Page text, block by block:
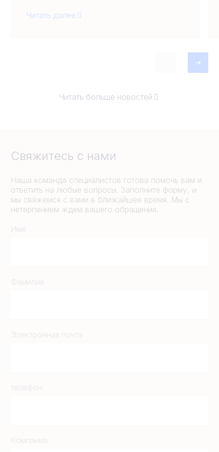
Читать далее
Читать больше новостей
Свяжитесь с нами
Наша команда специалистов готова помочь вам и
ответить на любые вопросы. Заполните форму, и
мы свяжемся с вами в ближайшее время. Мы с
нетерпением ждем вашего обращения.
Имя
Фамилия
Электронная почта
телефон
Компания